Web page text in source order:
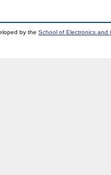
by theSchool of Electronics and